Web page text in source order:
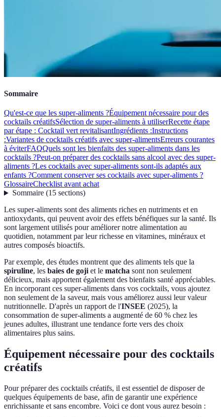
Sommaire
Qu'est-ce que les super-aliments ?Équipement nécessaire pour des
cocktails créatifsSélection de super-aliments à utiliserRecette étape
par étape : Cocktail vert revitalisantIngrédients :Instructions
:Variantes de cocktails créatifs avec super-alimentsErreurs courantes
à éviterFAQQuels sont les bienfaits des super-aliments dans les
cocktails ?Peut-on préparer des cocktails sans alcool avec des super-
aliments ?Les cocktails avec super-aliments sont-ils adaptés aux
enfants ?Comment conserver ses cocktails avec super-aliments ?
GlossaireChecklist avant achat
Sommaire(15 sections)
Les super-aliments sont des aliments riches en nutriments et en
antioxydants, qui peuvent avoir des effets bénéfiques sur la santé. Ils
sont largement utilisés pour améliorer notre alimentation au
quotidien, notamment par leur richesse en vitamines, minéraux et
autres composés bioactifs.
Par exemple, des études montrent que des aliments tels que la
spiruline, les baies de gojiet le matcha sont non seulement
délicieux, mais apportent également des bienfaits santé appréciables.
En incorporant ces super-aliments dans vos cocktails, vous ajoutez
non seulement de la saveur, mais vous améliorez aussi leur valeur
nutritionnelle. D'après un rapport de l'INSEE (2025), la
consommation de super-aliments a augmenté de 60 % chez les
jeunes adultes, illustrant une tendance forte vers des choix
alimentaires plus sains.
Équipement nécessaire pour des cocktails
créatifs
Pour préparer des cocktails créatifs, il est essentiel de disposer de
quelques équipements de base, afin de garantir une expérience
enrichissante et sans encombre. Voici ce dont vous aurez besoin :